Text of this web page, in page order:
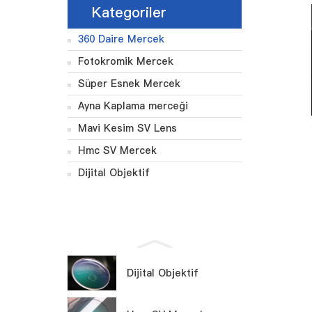
Kategoriler
360 Daire Mercek
Fotokromik Mercek
Süper Esnek Mercek
Ayna Kaplama merceği
Mavi Kesim SV Lens
Hmc SV Mercek
Dijital Objektif
Dijital Objektif